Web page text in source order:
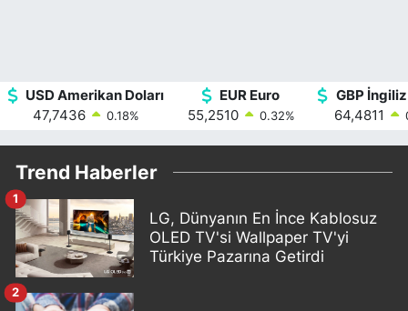
USD Amerikan Doları
47,7436
0.18%
EUR Euro
55,2510
0.32%
GBP
64,4811
Trend Haberler
LG, Dünyanın En İnce Kablosuz
OLED TV'si Wallpaper TV'yi
Türkiye Pazarına Getirdi
1
2